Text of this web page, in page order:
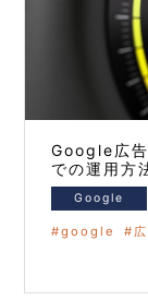
Google広
での運用方
Google
google